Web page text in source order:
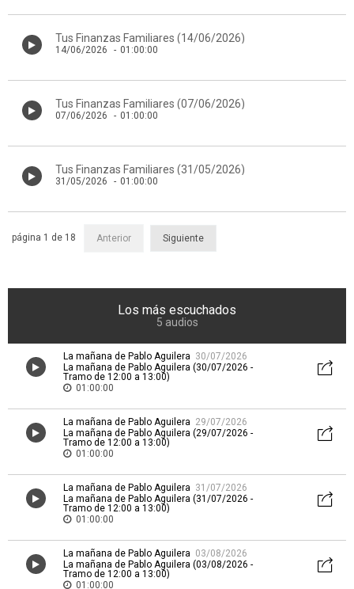
Tus Finanzas Familiares (14/06/2026)
14/06/2026 - 01:00:00
Tus Finanzas Familiares (07/06/2026)
07/06/2026 - 01:00:00
Tus Finanzas Familiares (31/05/2026)
31/05/2026 - 01:00:00
Anterior Siguiente
página 1 de 18
Los más escuchados
5 audios
La mañana de Pablo Aguilera 30/07/2026
La mañana de Pablo Aguilera (30/07/2026 -
Tramo de 12:00 a 13:00)
01:00:00
La mañana de Pablo Aguilera 29/07/2026
La mañana de Pablo Aguilera (29/07/2026 -
Tramo de 12:00 a 13:00)
01:00:00
La mañana de Pablo Aguilera 31/07/2026
La mañana de Pablo Aguilera (31/07/2026 -
Tramo de 12:00 a 13:00)
01:00:00
La mañana de Pablo Aguilera 03/08/2026
La mañana de Pablo Aguilera (03/08/2026 -
Tramo de 12:00 a 13:00)
01:00:00